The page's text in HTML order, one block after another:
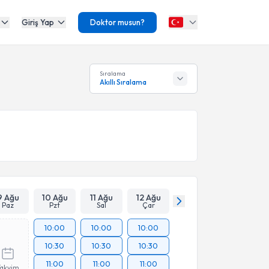
Giriş Yap Doktor musun?
Sıralama
Akıllı Sıralama
Ağu
Paz
10 Ağu
Pzt
11 Ağu
Sal
12 Ağu
Çar
10:00
10:30
11:00
10:00
10:30
11:00
10:00
10:30
11:00